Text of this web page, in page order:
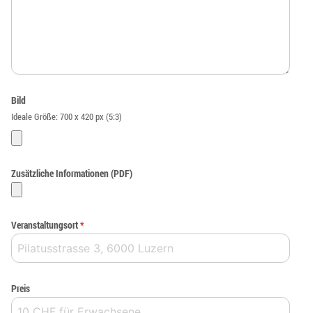
Bild
Ideale Größe: 700 x 420 px (5:3)
Zusätzliche Informationen (PDF)
Veranstaltungsort*
Preis